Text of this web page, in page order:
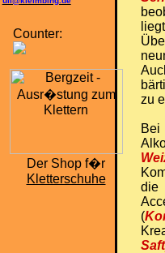
Counter:
Der Shop f�r
Kletterschuhe
zu
die
(